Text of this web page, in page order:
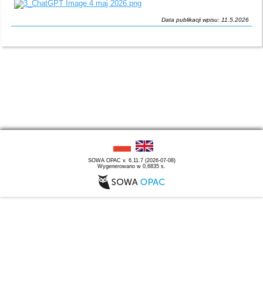
Data publikacji wpisu: 11.5.2026
SOWA OPAC v. 6.11.7 (2026-07-08)
Wygenerowano w 0,6835 s.